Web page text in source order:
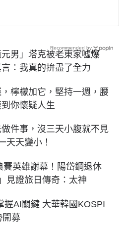
元男」塔克被老東家噓爆
：我真的拚盡了全力
檸檬加它，堅持一週，腰
你懷疑人生
件事，沒三天小腹就不見
天天變小！
賽英雄謝幕！陽岱鋼退休
見證旅日傳奇：太神
握AI關鍵 大華韓國KOSPI
開募
Recommended by